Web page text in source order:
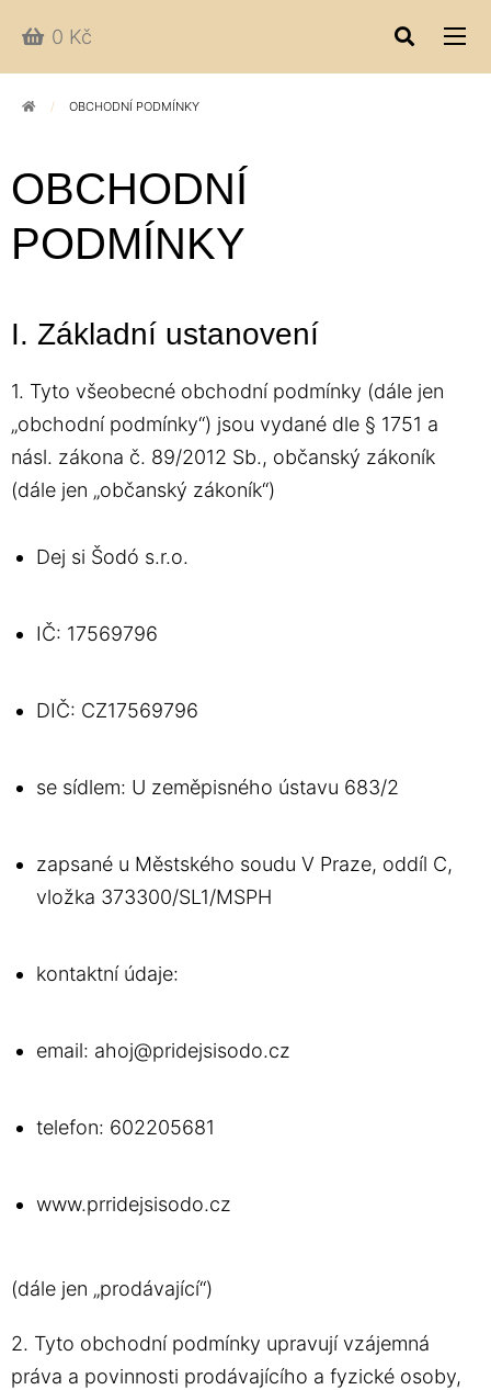
0 Kč
OBCHODNÍ PODMÍNKY
OBCHODNÍ
PODMÍNKY
I. Základní ustanovení
1. Tyto všeobecné obchodní podmínky (dále jen
„obchodní podmínky“) jsou vydané dle § 1751 a
násl. zákona č. 89/2012 Sb., občanský zákoník
(dále jen „občanský zákoník“)
Dej si Šodó s.r.o.
IČ: 17569796
DIČ: CZ17569796
se sídlem: U zeměpisného ústavu 683/2
zapsané u Městského soudu V Praze, oddíl C,
vložka 373300/SL1/MSPH
kontaktní údaje:
email: ahoj@pridejsisodo.cz
telefon: 602205681
www.prridejsisodo.cz
(dále jen „prodávající“)
2. Tyto obchodní podmínky upravují vzájemná
práva a povinnosti prodávajícího a fyzické osoby,